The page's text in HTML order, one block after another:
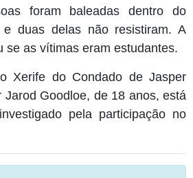
foram baleadas dentro do
duas delas não resistiram. A
se as vítimas eram estudantes.
Xerife do Condado de Jasper
Jarod Goodloe, de 18 anos, está
pela participação no